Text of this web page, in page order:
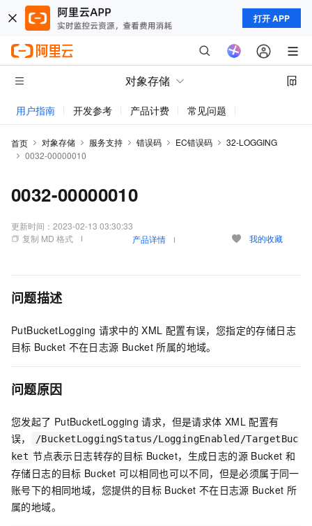
打开 APP
对象存储
用户指南 开发参考 产品计费 常见问题
首页 对象存储 服务支持 错误码 EC错误码
32-LOGGING
0032-00000010
0032-00000010
更新时间： 2023-02-13 03:30:33
复制 MD 格式
产品详情 我的收藏
问题描述
PutBucketLogging 请求中的 XML 配置有误，您指定的存储日志
目标 Bucket 不在日志源 Bucket 所属的地域。
问题原因
您发起了 PutBucketLogging 请求，但是请求体 XML 配置有
误，
/BucketLoggingStatus/LoggingEnabled/TargetBuc
ket 节点表示日志转存的目标 Bucket，生成日志的源 Bucket 和
存储日志的目标 Bucket 可以相同也可以不同，但是必须属于同一
账号下的相同地域，您提供的目标 Bucket 不在日志源 Bucket 所
属的地域。